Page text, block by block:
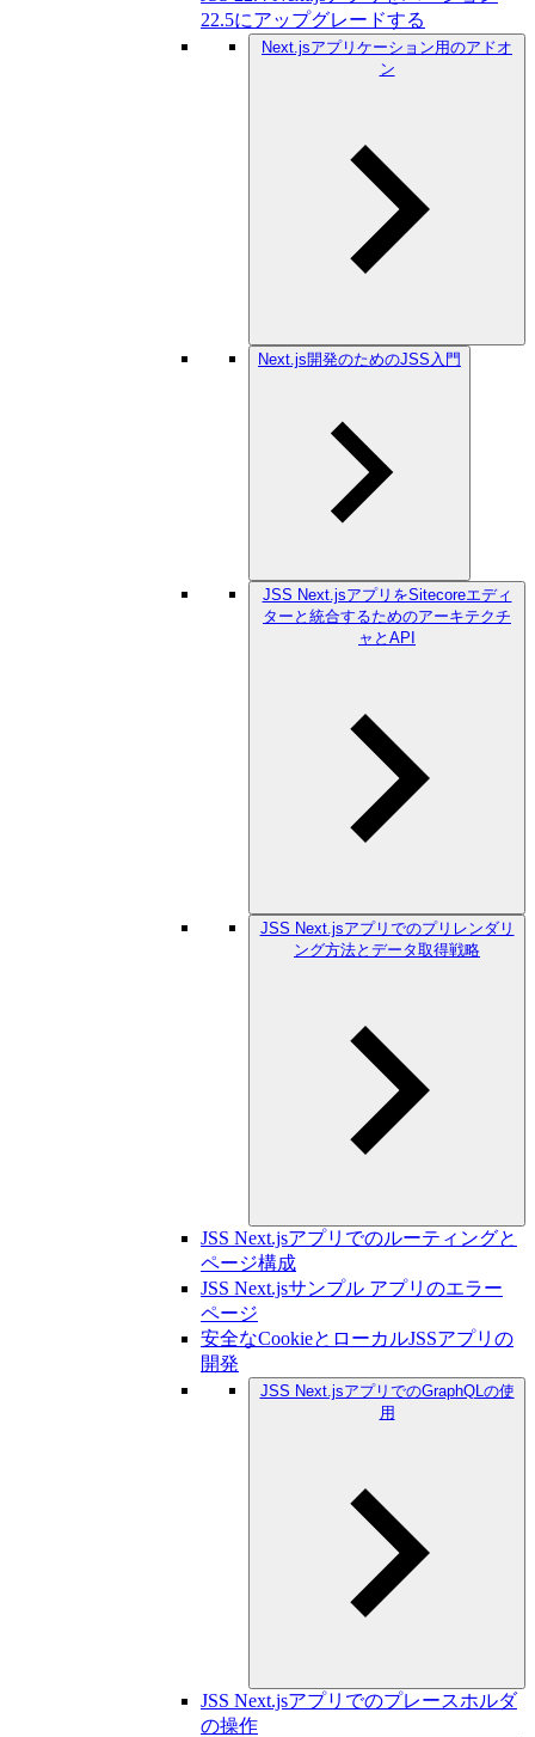
22.5にアップグレードする
Next.jsアプリケーション用のアドオ
ン
Next.js開発のためのJSS入門
JSS Next.jsアプリをSitecoreエディ
ターと統合するためのアーキテクチ
ャとAPI
JSS Next.jsアプリでのプリレンダリ
ング方法とデータ取得戦略
JSS Next.jsアプリでのルーティングと
ページ構成
JSS Next.jsサンプル アプリのエラー
ページ
安全なCookieとローカルJSSアプリの
開発
JSS Next.jsアプリでのGraphQLの使
用
JSS Next.jsアプリでのプレースホルダ
の操作